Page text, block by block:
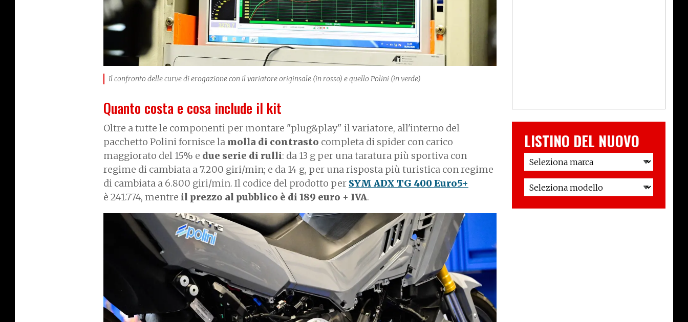
Il confronto delle curve di erogazione con il variatore originsale (in rosso) e quello Polini (in verde)
Quanto costa e cosa include il kit
Oltre a tutte le componenti per montare "plug&play" il variatore, all'interno del
pacchetto Polini fornisce la molla di contrasto completa di spider con carico
maggiorato del 15% e due serie di rulli: da 13 g per una taratura più sportiva con
regime di cambiata a 7.200 giri/min; e da 14 g, per una risposta più turistica con regime
di cambiata a 6.800 giri/min. Il codice del prodotto per SYM ADX TG 400 Euro5+
è 241.774, mentre il prezzo al pubblico è di 189 euro + IVA.
LISTINO DEL NUOVO